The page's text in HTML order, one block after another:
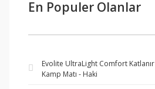
En Populer Olanlar
Evolite UltraLight Comfort Katlanır
Kamp Matı - Haki